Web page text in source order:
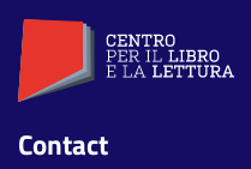
Contact